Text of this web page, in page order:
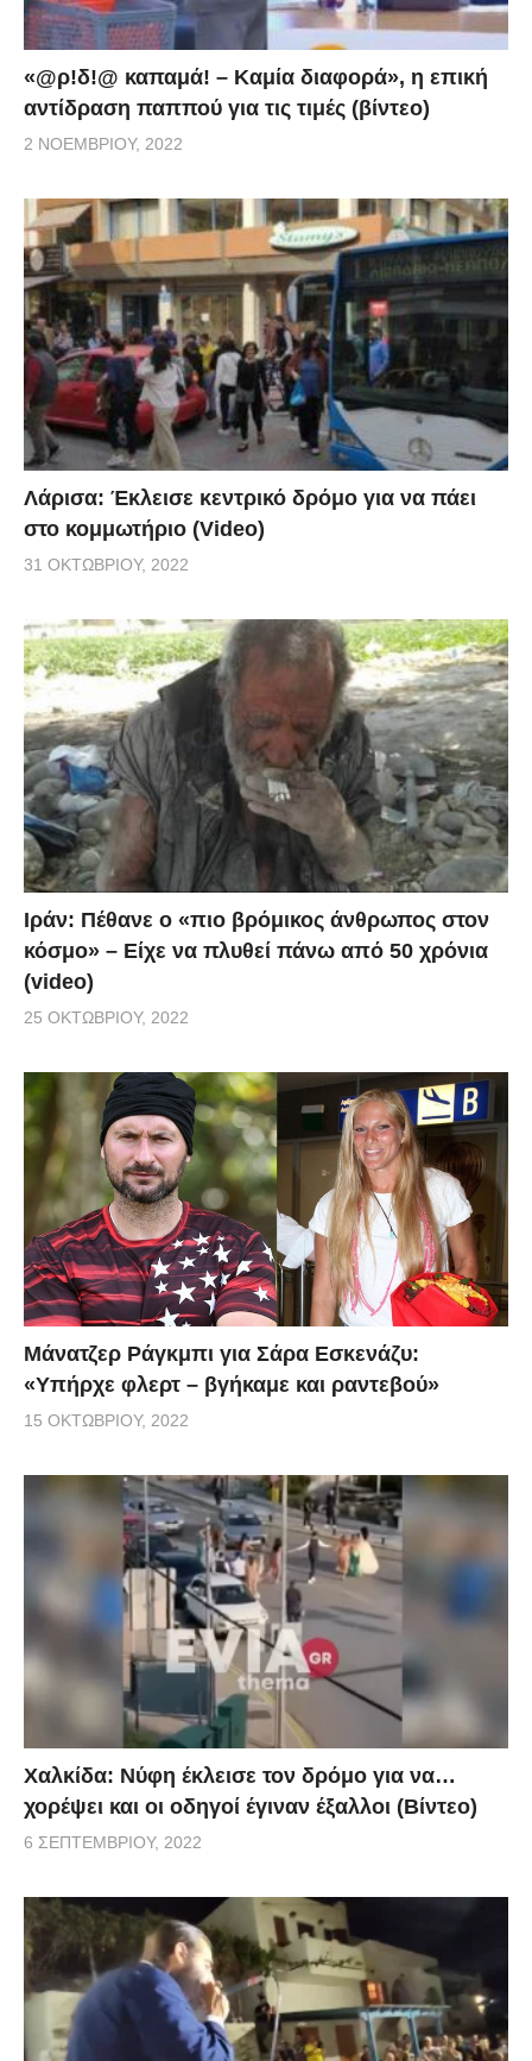
«@ρ!δ!@ καπαμά! – Καμία διαφορά», η επική
αντίδραση παππού για τις τιμές (βίντεο)
2 ΝΟΕΜΒΡΊΟΥ, 2022
Λάρισα: Έκλεισε κεντρικό δρόμο για να πάει
στο κομμωτήριο (Video)
31 ΟΚΤΩΒΡΊΟΥ, 2022
Ιράν: Πέθανε ο «πιο βρόμικος άνθρωπος στον
κόσμο» – Είχε να πλυθεί πάνω από 50 χρόνια
(video)
25 ΟΚΤΩΒΡΊΟΥ, 2022
Μάνατζερ Ράγκμπι για Σάρα Εσκενάζυ:
«Υπήρχε φλερτ – βγήκαμε και ραντεβού»
15 ΟΚΤΩΒΡΊΟΥ, 2022
Χαλκίδα: Νύφη έκλεισε τον δρόμο για να…
χορέψει και οι οδηγοί έγιναν έξαλλοι (Βίντεο)
6 ΣΕΠΤΕΜΒΡΊΟΥ, 2022